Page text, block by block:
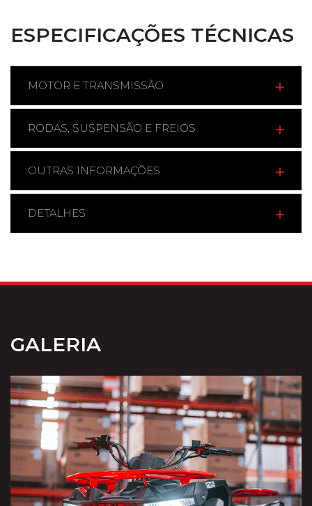
ESPECIFICAÇÕES TÉCNICAS
MOTOR E TRANSMISSÃO
RODAS, SUSPENSÃO E FREIOS
OUTRAS INFORMAÇÕES
DETALHES
GALERIA